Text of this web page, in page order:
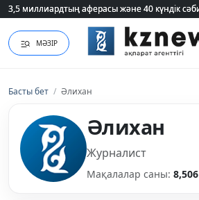
75 мың білім гранты кімдерге бұйырады?
75 мың білім гранты кімдерге бұйырады?
МӘЗІР
Басты бет / Әлихан
Әлихан
Журналист
Мақалалар саны: 8,506